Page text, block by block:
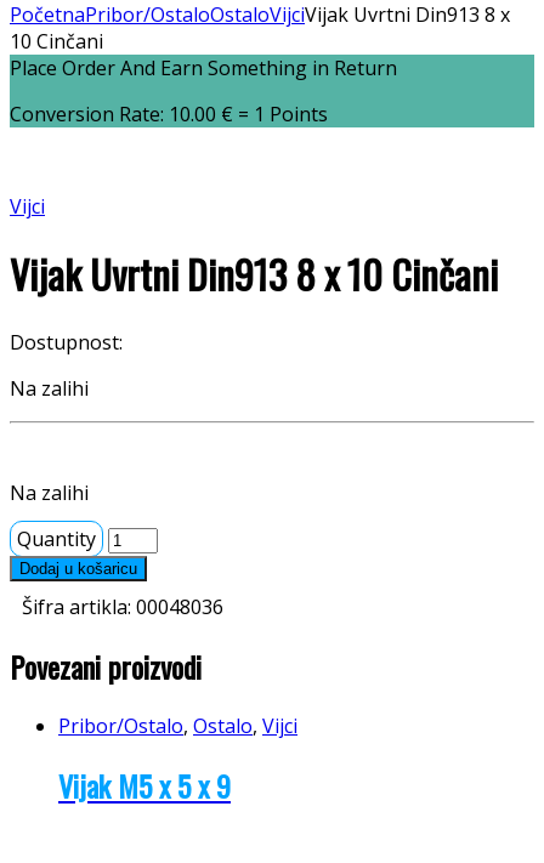
PočetnaPribor/OstaloOstaloVijciVijak Uvrtni Din913 8 x
10 Cinčani
Place Order And Earn Something in Return
Conversion Rate: 10.00 € = 1 Points
Vijci
Vijak Uvrtni Din913 8 x 10 Cinčani
Dostupnost:
Na zalihi
Na zalihi
Quantity
Dodaj u košaricu
Šifra artikla: 00048036
Povezani proizvodi
Pribor/Ostalo, Ostalo, Vijci
Vijak M5 x 5 x 9